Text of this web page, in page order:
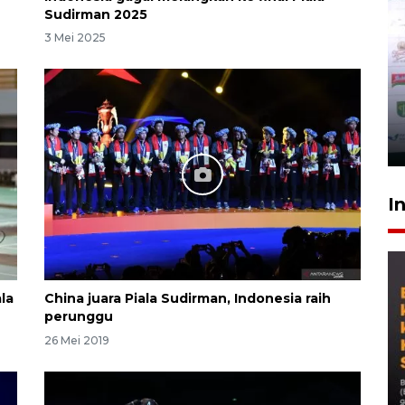
Sudirman 2025
3 Mei 2025
China juara Piala Sudirman, Indonesia raih
perunggu
26 Mei 2019